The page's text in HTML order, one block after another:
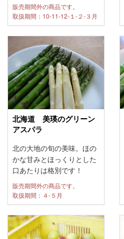
販売期間外の商品です。
取扱期間：10-11-12-１-２-３月
北海道 美瑛のグリーン
アスパラ
北の大地の旬の美味。ほの
かな甘みとほっくりとした
口あたりは格別です！
販売期間外の商品です。
取扱期間：４-５月